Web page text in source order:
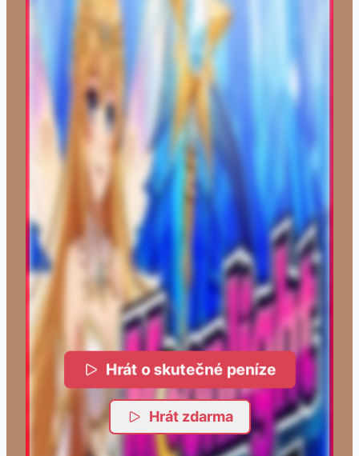
Hrát o skutečné peníze
Hrát zdarma